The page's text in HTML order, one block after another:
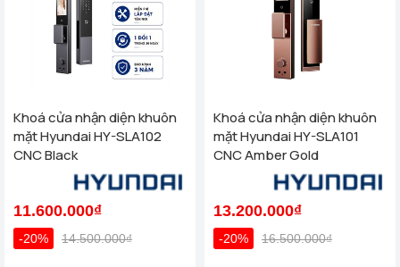
Khoá cửa nhận diện khuôn
mặt Hyundai HY-SLA102
CNC Black
11.600.000₫
-20% 14.500.000₫
Khoá cửa nhận diện khuôn
mặt Hyundai HY-SLA101
CNC Amber Gold
13.200.000₫
-20% 16.500.000₫